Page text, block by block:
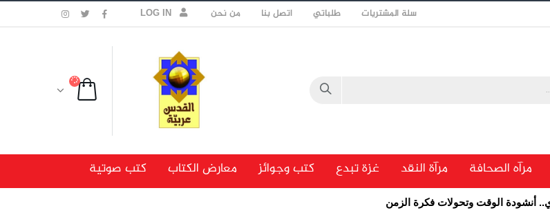
سلة المشتريات طلباتي اتصل بنا من نحن LOG IN
مرآه الصحافة مرآة النقد غزة تبدع كتب وجوائز معارض الكتاب كتب صوتية
أنشودة الوقت وتحولات فكرة الزمن